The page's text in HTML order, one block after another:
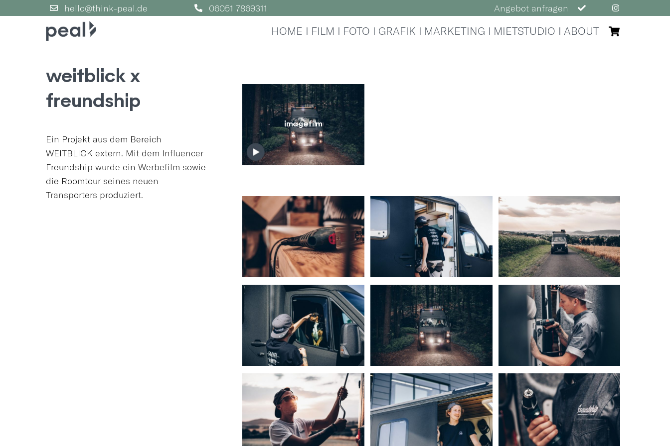
to
hello@think-peal.de 06051 7869311 Angebot anfragen
HOME FILM FOTO GRAFIK MARKETING MIETSTUDIO ABOUT
weitblick x
freundship
Ein Projekt aus dem Bereich
WEITBLICK extern. Mit dem Influencer
Freundship wurde ein Werbefilm sowie
die Roomtour seines neuen
Transporters produziert.
imagefilm